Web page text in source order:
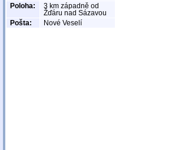
Poloha:
3 km západně od
Žďáru nad Sázavou
Pošta:
Nové Veselí